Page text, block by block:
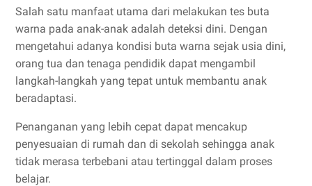
Salah satu manfaat utama dari melakukan tes buta
warna pada anak-anak adalah deteksi dini. Dengan
mengetahui adanya kondisi buta warna sejak usia dini,
orang tua dan tenaga pendidik dapat mengambil
langkah-langkah yang tepat untuk membantu anak
beradaptasi.
Penanganan yang lebih cepat dapat mencakup
penyesuaian di rumah dan di sekolah sehingga anak
tidak merasa terbebani atau tertinggal dalam proses
belajar.